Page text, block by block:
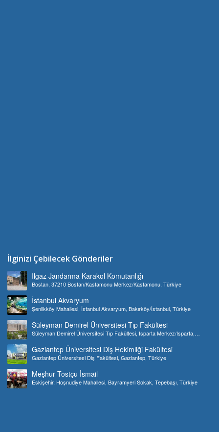
İlginizi Çebilecek Gönderiler
Ilgaz Jandarma Karakol Komutanlığı
Bostan, 37210 Bostan/Kastamonu Merkez/Kastamonu, Türkiye
İstanbul Akvaryum
Şenlikköy Mahallesi, İstanbul Akvaryum, Bakırköy/İstanbul, Türkiye
Süleyman Demirel Üniversitesi Tıp Fakültesi
Süleyman Demirel Üniversitesi Tıp Fakültesi, Isparta Merkez/Isparta,
Gaziantep Üniversitesi Diş Hekimliği Fakültesi
Gaziantep Üniversitesi Diş Fakültesi, Gaziantep, Türkiye
Meşhur Tostçu İsmail
Eskişehir, Hoşnudiye Mahallesi, Bayramyeri Sokak, Tepebaşı, Türkiye